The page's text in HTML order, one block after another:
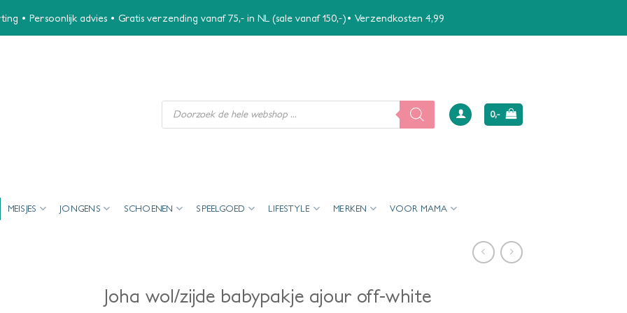
• Persoonlijk advies • Gratis verzending vanaf 75,- in NL (sale vanaf 150,-)• Verzendkosten 4,99
Producten
zoeken
0,-
MEISJES JONGENS SCHOENEN SPEELGOED LIFESTYLE MERKEN VOOR MAMA
Joha wol/zijde babypakje ajour off-white